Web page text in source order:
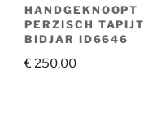
HANDGEKNOOPT
PERZISCH TAPIJT
BIDJAR ID6646
€250,00